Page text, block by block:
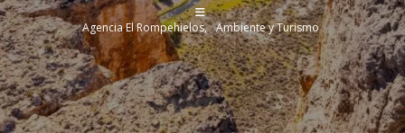
Agencia El Rompehielos Ambiente y Turismo